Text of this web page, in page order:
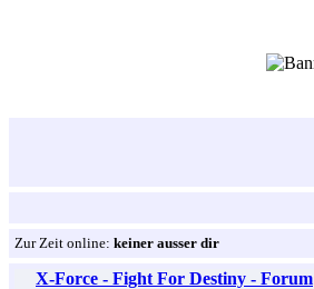
Zur Zeit online: keiner ausser dir
X-Force - Fight For Destiny - Forum